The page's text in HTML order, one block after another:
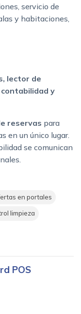
servicio de
y habitaciones,
lector de
y
reservas para
en un único lugar.
se comunican
en portales
limpieza
POS